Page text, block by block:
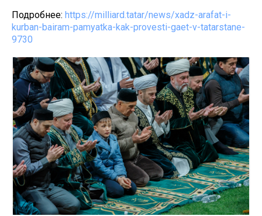
Подробнее: https://milliard.tatar/news/xadz-arafat-i-
kurban-bairam-pamyatka-kak-provesti-gaet-v-tatarstane-
9730